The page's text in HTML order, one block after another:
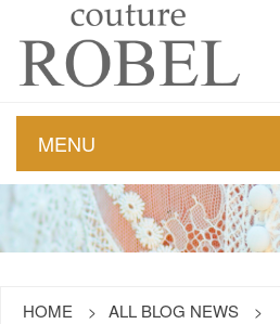
MENU
HOME ALL BLOG NEWS